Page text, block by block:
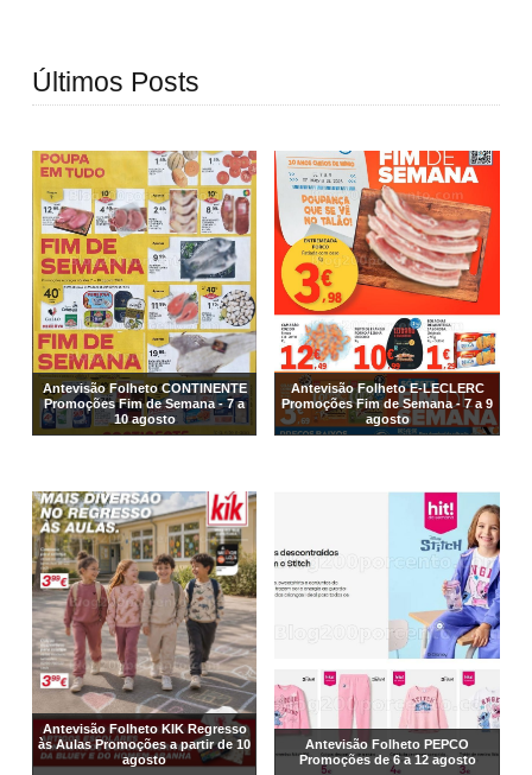
Últimos Posts
Antevisão Folheto CONTINENTE
Promoções Fim de Semana - 7 a
10 agosto
Antevisão Folheto E-LECLERC
Promoções Fim de Semana - 7 a 9
agosto
Antevisão Folheto KIK Regresso
às Aulas Promoções a partir de 10
agosto
Antevisão Folheto PEPCO
Promoções de 6 a 12 agosto